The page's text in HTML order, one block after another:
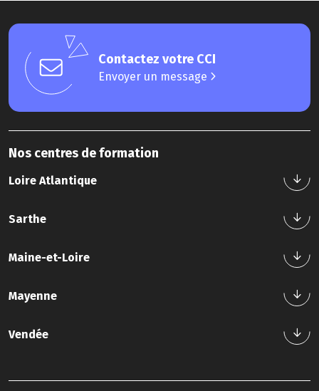
Contactez votre CCI
Envoyer un message
Nos centres de formation
Loire Atlantique
Nous contacter
Sarthe
Nous contacter
Maine-et-Loire
Nous contacter
Mayenne
Nous contacter
Vendée